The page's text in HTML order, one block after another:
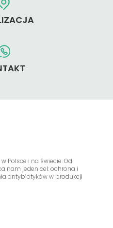
Polsce i na świecie. Od
nam jeden cel: ochrona i
antybiotyków w produkcji